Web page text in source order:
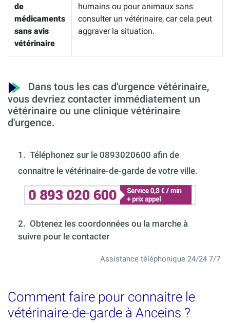
de
médicaments
sans avis
vétérinaire
humains ou pour animaux sans
consulter un vétérinaire, car cela peut
aggraver la situation.
Dans tous les cas d'urgence vétérinaire,
vous devriez contacter immédiatement un
vétérinaire ou une clinique vétérinaire
d'urgence.
1. Téléphonez sur le 0893020600 afin de
connaitre le vétérinaire-de-garde de votre ville.
2. Obtenez les coordonnées ou la marche à
suivre pour le contacter
Assistance téléphonique 24/24 7/7
Comment faire pour connaitre le
vétérinaire-de-garde à Anceins ?